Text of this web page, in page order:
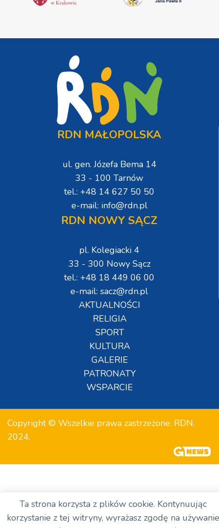
RDN MAŁOPOLSKA
ul. gen. Józefa Bema 14
33 - 100 Tarnów
tel.: +48 14 627 50 50
e-mail: info@rdn.pl
RDN NOWY SĄCZ
pl. Kolegiacki 4
33 - 300 Nowy Sącz
tel.: +48 18 449 06 00
e-mail: sacz@rdn.pl
AKTUALNOŚCI
RELIGIA
SPORT
KULTURA
GALERIE
PATRONATY
WSPARCIE
Copyright © Wszelkie prawa zastrzeżone. RDN.
2024.
Ta strona korzysta z plików cookie. Kontynuując
korzystanie z tej witryny, wyrażasz zgodę na używanie